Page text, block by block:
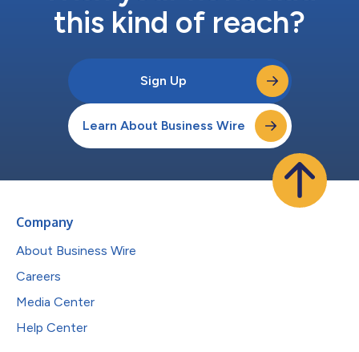
this kind of reach?
Sign Up
Learn About Business Wire
Company
About Business Wire
Careers
Media Center
Help Center